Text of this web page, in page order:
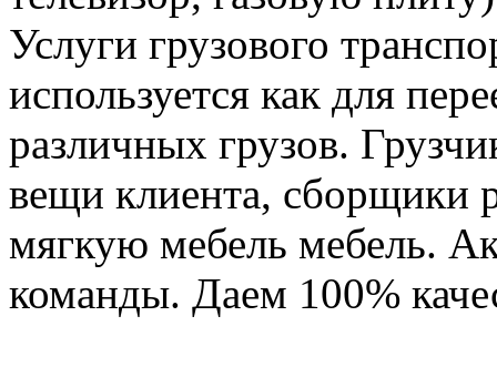
Услуги грузового
используется как для
различных грузов.
вещи клиента, сборщики
мягкую мебель мебель.
команды. Даем 100%